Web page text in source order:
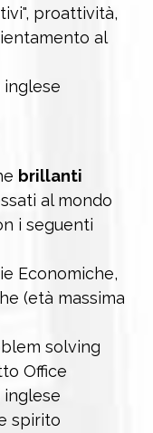
proattività,
al
inglese
brillanti
al mondo
i seguenti
Economiche,
(età massima
solving
Office
inglese
spirito